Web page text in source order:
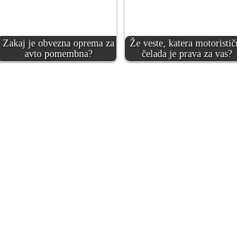
Zakaj je obvezna oprema za
avto pomembna?
Že veste, katera
čelada je prava za vas?